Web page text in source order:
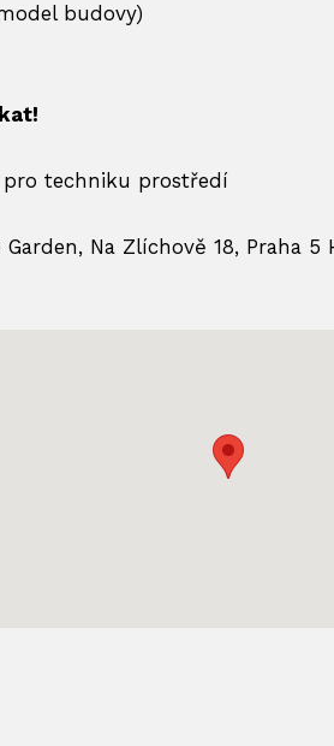
budovy)
pro techniku prostředí
Na Zlíchově 18, Praha 5